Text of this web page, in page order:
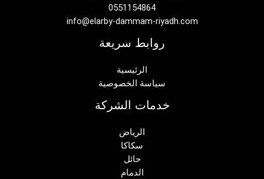
0551154864
info@elarby-dammam-riyadh.com
روابط سريعة
الرئيسية
سياسة الخصوصية
خدمات الشركة
الرياض
سكاكا
حائل
الدمام